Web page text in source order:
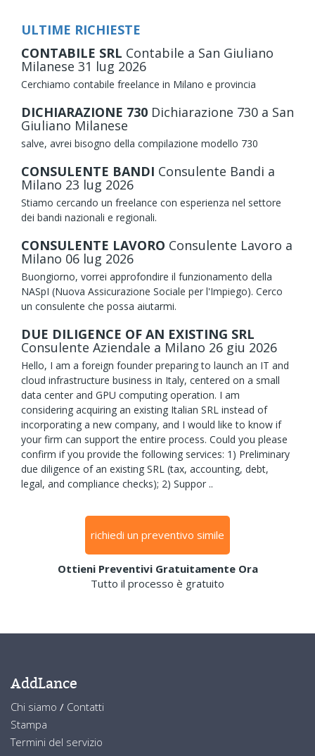
ULTIME RICHIESTE
CONTABILE SRL Contabile a San Giuliano
Milanese 31 lug 2026
Cerchiamo contabile freelance in Milano e provincia
DICHIARAZIONE 730 Dichiarazione 730 a San
Giuliano Milanese
salve, avrei bisogno della compilazione modello 730
CONSULENTE BANDI Consulente Bandi a
Milano 23 lug 2026
Stiamo cercando un freelance con esperienza nel settore
dei bandi nazionali e regionali.
CONSULENTE LAVORO Consulente Lavoro a
Milano 06 lug 2026
Buongiorno, vorrei approfondire il funzionamento della
NASpI (Nuova Assicurazione Sociale per l'Impiego). Cerco
un consulente che possa aiutarmi.
DUE DILIGENCE OF AN EXISTING SRL
Consulente Aziendale a Milano 26 giu 2026
Hello, I am a foreign founder preparing to launch an IT and
cloud infrastructure business in Italy, centered on a small
data center and GPU computing operation. I am
considering acquiring an existing Italian SRL instead of
incorporating a new company, and I would like to know if
your firm can support the entire process. Could you please
confirm if you provide the following services: 1) Preliminary
due diligence of an existing SRL (tax, accounting, debt,
legal, and compliance checks); 2) Suppor ..
richiedi un preventivo simile
Ottieni Preventivi Gratuitamente Ora
Tutto il processo è gratuito
AddLance
Chi siamo / Contatti
Stampa
Termini del servizio